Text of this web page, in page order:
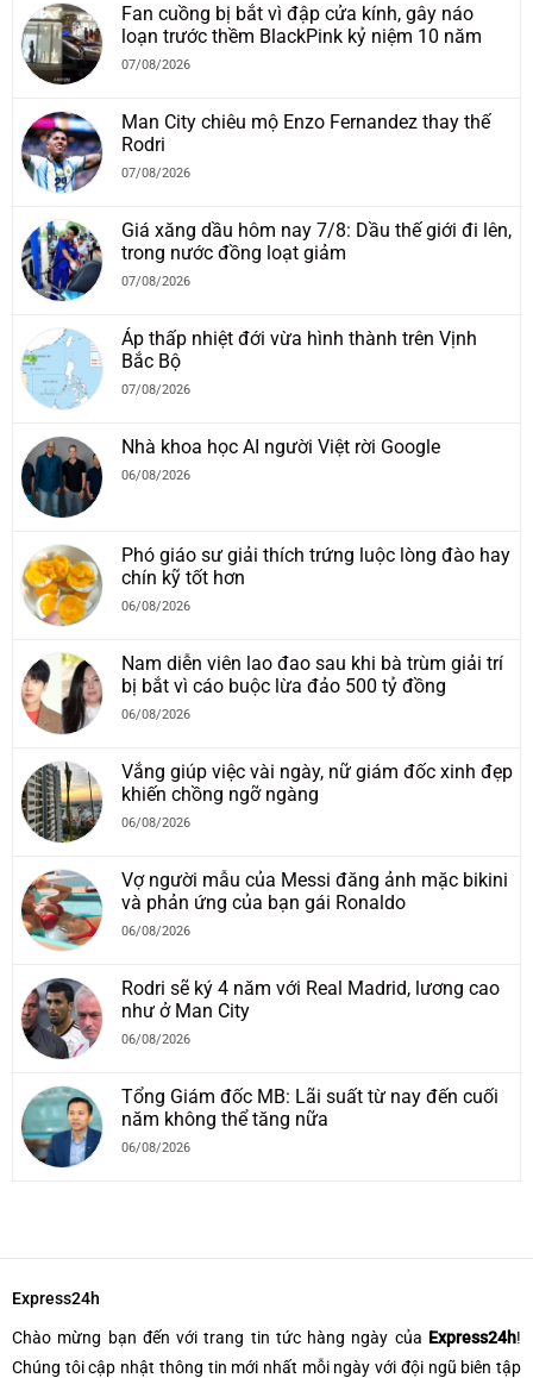
Fan cuồng bị bắt vì đập cửa kính, gây náo
loạn trước thềm BlackPink kỷ niệm 10 năm
07/08/2026
Man City chiêu mộ Enzo Fernandez thay thế
Rodri
07/08/2026
Giá xăng dầu hôm nay 7/8: Dầu thế giới đi lên,
trong nước đồng loạt giảm
07/08/2026
Áp thấp nhiệt đới vừa hình thành trên Vịnh
Bắc Bộ
07/08/2026
Nhà khoa học AI người Việt rời Google
06/08/2026
Phó giáo sư giải thích trứng luộc lòng đào hay
chín kỹ tốt hơn
06/08/2026
Nam diễn viên lao đao sau khi bà trùm giải trí
bị bắt vì cáo buộc lừa đảo 500 tỷ đồng
06/08/2026
Vắng giúp việc vài ngày, nữ giám đốc xinh đẹp
khiến chồng ngỡ ngàng
06/08/2026
Vợ người mẫu của Messi đăng ảnh mặc bikini
và phản ứng của bạn gái Ronaldo
06/08/2026
Rodri sẽ ký 4 năm với Real Madrid, lương cao
như ở Man City
06/08/2026
Tổng Giám đốc MB: Lãi suất từ nay đến cuối
năm không thể tăng nữa
06/08/2026
Express24h
Chào mừng bạn đến với trang tin tức hàng ngày của Express24h!
Chúng tôi cập nhật thông tin mới nhất mỗi ngày với đội ngũ biên tập